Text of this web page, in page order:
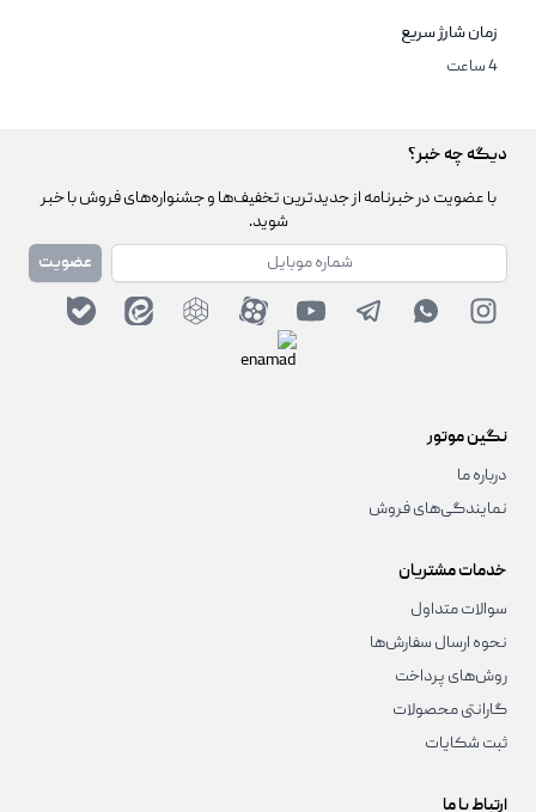
زمان شارژ سریع
4 ساعت
دیگه چه خبر؟
با عضویت در خبرنامه از جدیدترین تخفیف‌ها و جشنواره‌های فروش با خبر
شوید.
شماره همراه
عضویت
نگین موتور
درباره ما
نمایندگی‌های فروش
خدمات مشتریان
سوالات متداول
نحوه ارسال سفارش‌ها
روش‌های پرداخت
گارانتی محصولات
ثبت شکایات
ارتباط با ما